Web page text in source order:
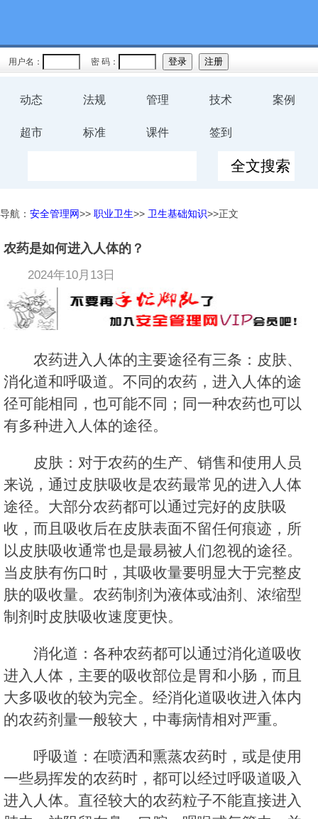
用户名： 密 码：
动态 法规 管理 技术 案例
超市 标准 课件 签到
导航： 安全管理网>> 职业卫生>> 卫生基础知识>>正文
农药是如何进入人体的？
2024年10月13日
农药进入人体的主要途径有三条：皮肤、
消化道和呼吸道。不同的农药，进入人体的途
径可能相同，也可能不同；同一种农药也可以
有多种进入人体的途径。
皮肤：对于农药的生产、销售和使用人员
来说，通过皮肤吸收是农药最常见的进入人体
途径。大部分农药都可以通过完好的皮肤吸
收，而且吸收后在皮肤表面不留任何痕迹，所
以皮肤吸收通常也是最易被人们忽视的途径。
当皮肤有伤口时，其吸收量要明显大于完整皮
肤的吸收量。农药制剂为液体或油剂、浓缩型
制剂时皮肤吸收速度更快。
消化道：各种农药都可以通过消化道吸收
进入人体，主要的吸收部位是胃和小肠，而且
大多吸收的较为完全。经消化道吸收进入体内
的农药剂量一般较大，中毒病情相对严重。
呼吸道：在喷洒和熏蒸农药时，或是使用
一些易挥发的农药时，都可以经过呼吸道吸入
进入人体。直径较大的农药粒子不能直接进入